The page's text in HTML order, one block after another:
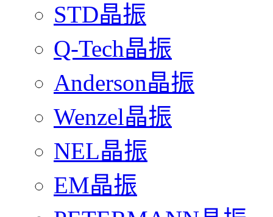
STD晶振
Q-Tech晶振
Anderson晶振
Wenzel晶振
NEL晶振
EM晶振